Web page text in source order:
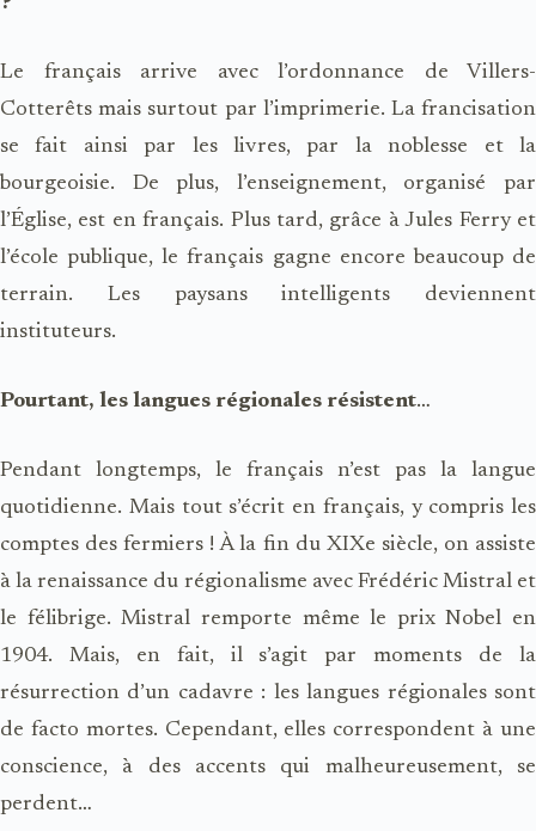
Le français arrive avec l’ordonnance de Villers-
Cotterêts mais surtout par l’imprimerie. La francisation
se fait ainsi par les livres, par la noblesse et la
bourgeoisie. De plus, l’enseignement, organisé par
l’Église, est en français. Plus tard, grâce à Jules Ferry et
l’école publique, le français gagne encore beaucoup de
terrain. Les paysans intelligents deviennent
instituteurs.
Pourtant, les langues régionales résistent…
Pendant longtemps, le français n’est pas la langue
quotidienne. Mais tout s’écrit en français, y compris les
comptes des fermiers ! À la fin du XIXe siècle, on assiste
à la renaissance du régionalisme avec Frédéric Mistral et
le félibrige. Mistral remporte même le prix Nobel en
1904. Mais, en fait, il s’agit par moments de la
résurrection d’un cadavre : les langues régionales sont
de facto mortes. Cependant, elles correspondent à une
conscience, à des accents qui malheureusement, se
perdent…